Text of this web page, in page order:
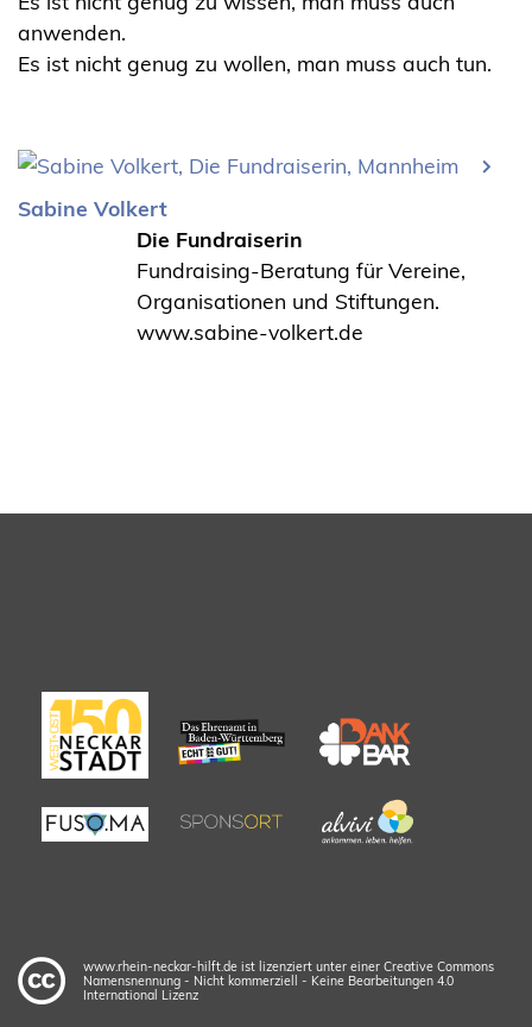
anwenden.
Es ist nicht genug zu wollen, man muss auch tun.
Sabine Volkert
Die Fundraiserin
Fundraising-Beratung für Vereine,
Organisationen und Stiftungen.
www.sabine-volkert.de
www.rhein-neckar-hilft.de ist lizenziert unter einer Creative Commons
Namensnennung - Nicht kommerziell - Keine Bearbeitungen 4.0
International Lizenz